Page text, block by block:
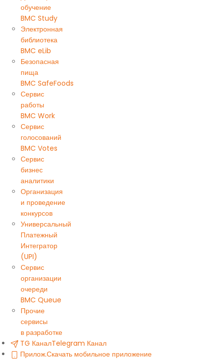
обучение
BMC Study
Электронная
библиотека
BMC eLib
Безопасная
пища
BMC SafeFoods
Сервис
работы
BMC Work
Сервис
голосований
BMC Votes
Сервис
бизнес
аналитики
Организация
и проведение
конкурсов
Универсальный
Платежный
Интегратор
(UPI)
Сервис
организации
очереди
BMC Queue
Прочие
сервисы
в разработке
TG КаналTelegram Канал
Прилож.Скачать мобильное приложение